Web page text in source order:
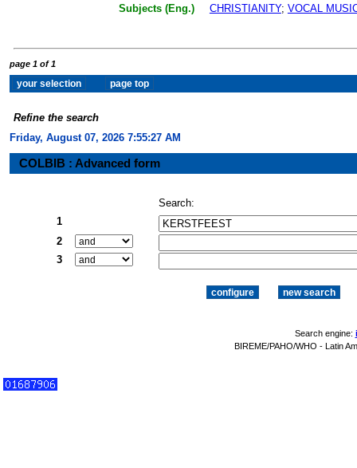
Subjects (Eng.)
CHRISTIANITY; VOCAL
page 1 of 1
Refine the search
Friday, August 07, 2026 7:55:27 AM
COLBIB : Advanced form
Search:
1
2
3
Search engine:
BIREME/PAHO/WHO - Latin